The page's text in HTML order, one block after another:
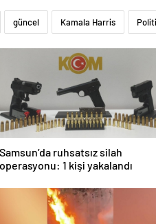
güncel Kamala Harris
Samsun’da ruhsatsız silah
operasyonu: 1 kişi yakalandı